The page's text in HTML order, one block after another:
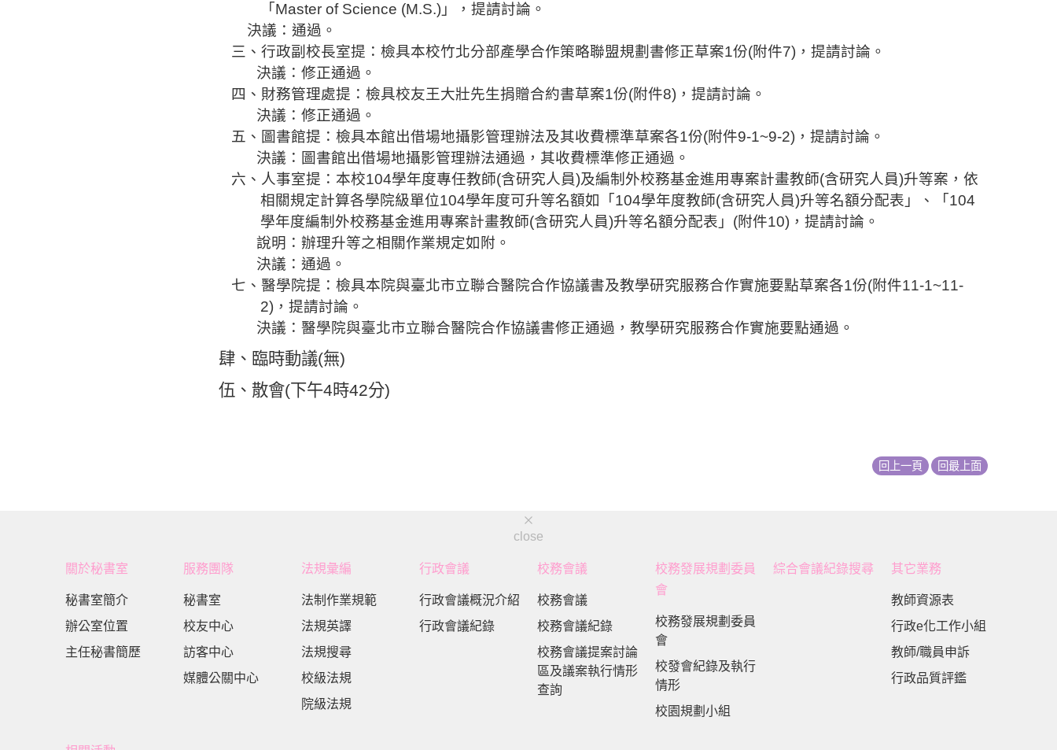
「 Master of Science (M.S.) 」，提請討論。
決議：通過。
三、行政副校長室提 ：檢具本校竹北分部產學合作策略聯盟規劃書修正草案1份(附件7) ， 提請討論。
決議：修正通過。
四 、財務管理處提：檢具校友王大壯先生捐贈合約書草案1份(附件8) ，提請討論。
決議：修正通過。
五、圖書館提 ：檢具本館出借場地攝影管理辦法及其收費標準草案各1份(附件9-1~9-2) ， 提請討論。
決議：圖書館出借場地攝影管理辦法通過，其收費標準修正通過。
六、人事室提：本校104學年度專任教師(含研究人員)及編制外校務基金進用專案計畫教師(含研究人員)升等案，依
相關規定計算各學院級單位104學年度可升等名額如「 104學年度教師(含研究人員)升等名額分配表」、「 104
學年度編制外校務基金進用專案計畫教師(含研究人員)升等名額分配表」 (附件10) ，提請討論。
說明：辦理升等之相關作業規定如 附 。
決議：通過。
七、醫學院提 ：檢具本院與臺北市立聯合醫院合作協議書及教學研究服務合作實施要點草案各1份(附件11-1~11-
2) ，提請討論。
決議：醫學院與臺北市立聯合醫院合作協議書修正通過，教學研究服務合作實施要點通過。
肆、 臨時動議(無)
伍 、 散會(下午4時42分)
回上一頁 回最上面
close
關於秘書室
秘書室簡介
辦公室位置
主任秘書簡歷
服務團隊
秘書室
校友中心
訪客中心
媒體公關中心
法規彙編
法制作業規範
法規英譯
法規搜尋
校級法規
院級法規
行政會議
行政會議概況介紹
行政會議紀錄
校務會議
校務會議
校務會議紀錄
校務會議提案討論
區及議案執行情形
查詢
校務發展規劃委員
會
校務發展規劃委員
會
校發會紀錄及執行
情形
校園規劃小組
綜合會議紀錄搜尋 其它業務
教師資源表
行政e化工作小組
教師/職員申訴
行政品質評鑑